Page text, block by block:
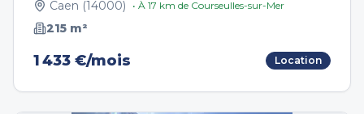
Caen (14000) • À 17 km de Courseulles-sur-Mer
215 m²
1 433 €/mois Location